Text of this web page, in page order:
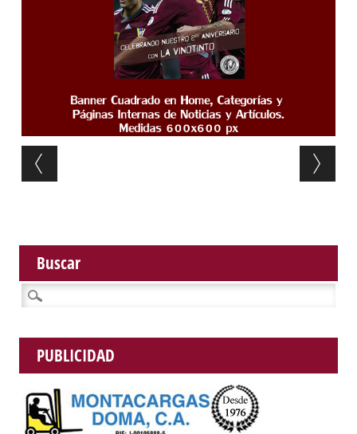
Post navigation
Buscar
Buscar:
PUBLICIDAD